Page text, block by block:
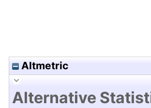
Altmetric
Alternative